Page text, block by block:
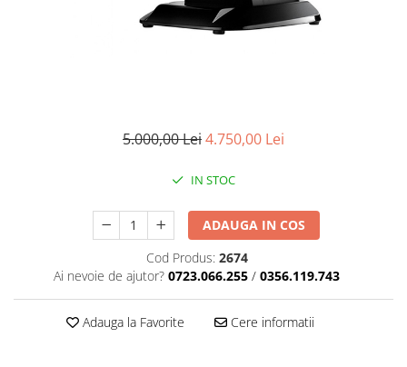
Monitoare TouchScreen
Imprimante matriciale
Scannere documente profesionale
Cititoare coduri bare & Terminale
Cititoare coduri bare 1D cu fir
Cititoare coduri bare 2D cu fir
5.000,00 Lei4.750,00 Lei
IN STOC
ADAUGA IN COS
Cod Produs: 2674
Ai nevoie de ajutor? 0723.066.255 / 0356.119.743
Adauga la Favorite Cere informatii